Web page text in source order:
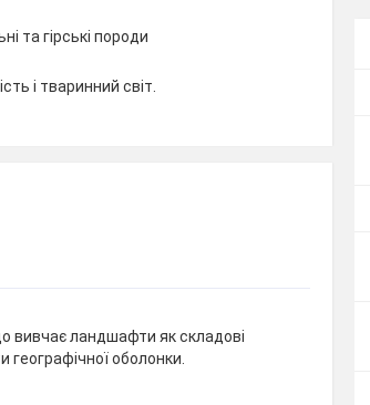
та гірські породи
і тваринний світ.
вивчає ландшафти як складові
географічної оболонки.